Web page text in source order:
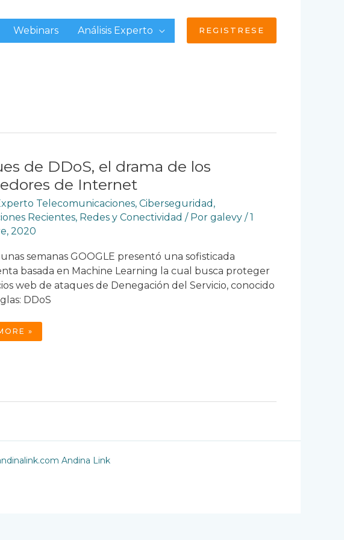
Webinars Análisis Experto REGISTRESE
de DDoS, el drama de los
de Internet
Telecomunicaciones, Ciberseguridad ,
Recientes, Redes y Conectividad / Por galevy /1
2020
semanas GOOGLE presentó una sofisticada
basada en Machine Learning la cual busca proteger
web de ataques de Denegación del Servicio, conocido
DDoS
»
Andina Link